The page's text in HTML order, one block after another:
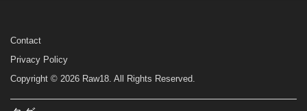
Contact
Privacy Policy
Copyright © 2026 Raw18. All Rights Reserved.